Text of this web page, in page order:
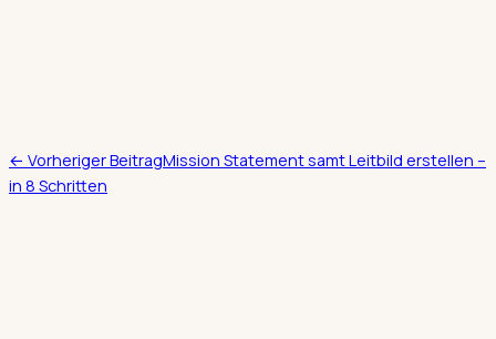
← Vorheriger BeitragMission Statement samt Leitbild erstellen –
in 8 Schritten